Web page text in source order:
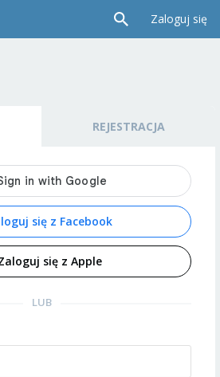
Zaloguj się
REJESTRACJA
się z Facebook
się z Apple
LUB